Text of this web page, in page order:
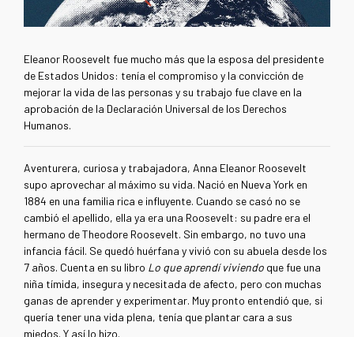
Eleanor Roosevelt fue mucho más que la esposa del presidente
de Estados Unidos: tenía el compromiso y la convicción de
mejorar la vida de las personas y su trabajo fue clave en la
aprobación de la Declaración Universal de los Derechos
Humanos.
Aventurera, curiosa y trabajadora, Anna Eleanor Roosevelt
supo aprovechar al máximo su vida. Nació en Nueva York en
1884 en una familia rica e influyente. Cuando se casó no se
cambió el apellido, ella ya era una Roosevelt: su padre era el
hermano de Theodore Roosevelt. Sin embargo, no tuvo una
infancia fácil. Se quedó huérfana y vivió con su abuela desde los
7 años. Cuenta en su libro Lo que aprendí viviendo que fue una
niña tímida, insegura y necesitada de afecto, pero con muchas
ganas de aprender y experimentar. Muy pronto entendió que, si
quería tener una vida plena, tenía que plantar cara a sus
miedos. Y así lo hizo.